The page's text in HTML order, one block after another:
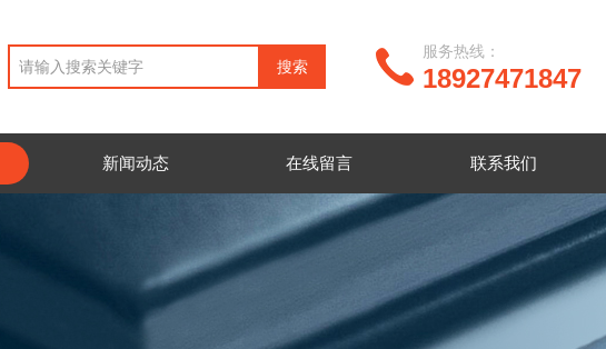
18927471847
服务热线：
新闻动态 在线留言 联系我们